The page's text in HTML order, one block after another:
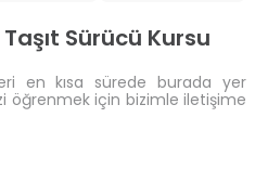
Sürücü Kursu
en kısa sürede burada yer
öğrenmek için bizimle iletişime